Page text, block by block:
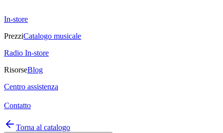
In-store
PrezziCatalogo musicale
Radio In-store
RisorseBlog
Centro assistenza
Contatto
Torna al catalogo